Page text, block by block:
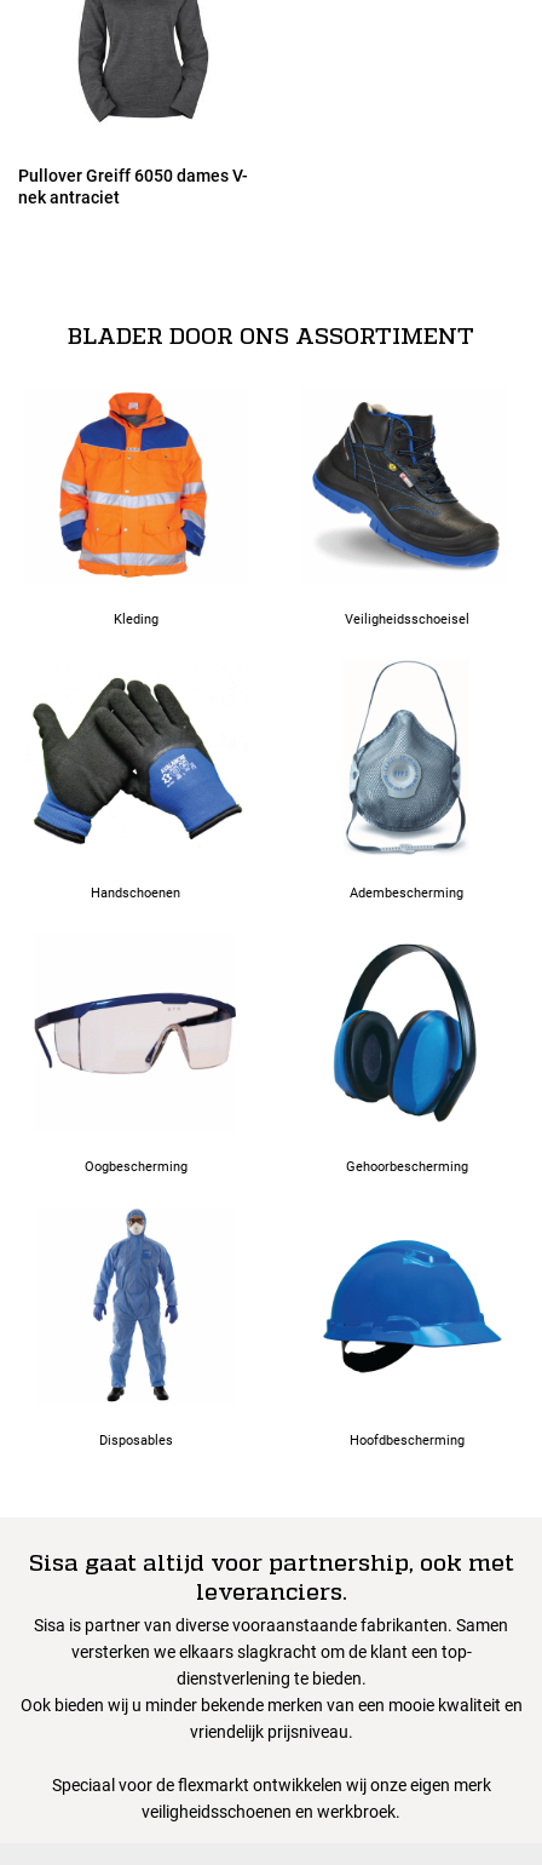
Pullover Greiff 6050 dames V-
nek antraciet
BLADER DOOR ONS ASSORTIMENT
Kleding Veiligheidsschoeisel
Handschoenen Adembescherming
Oogbescherming Gehoorbescherming
Disposables Hoofdbescherming
Sisa gaat altijd voor partnership, ook met
leveranciers.
Sisa is partner van diverse vooraanstaande fabrikanten. Samen
versterken we elkaars slagkracht om de klant een top-
dienstverlening te bieden.
Ook bieden wij u minder bekende merken van een mooie kwaliteit en
vriendelijk prijsniveau.
Speciaal voor de flexmarkt ontwikkelen wij onze eigen merk
veiligheidsschoenen en werkbroek.